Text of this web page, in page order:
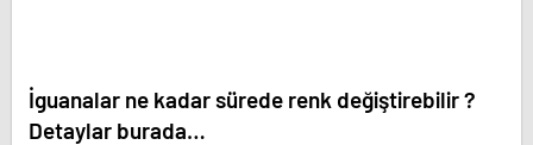
İguanalar ne kadar sürede renk değiştirebilir ?
Detaylar burada…